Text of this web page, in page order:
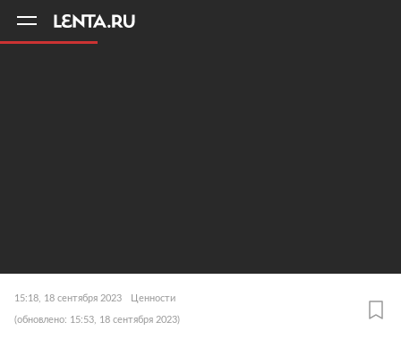
15:18, 18 сентября 2023 Ценности
(обновлено: 15:53, 18 сентября 2023)